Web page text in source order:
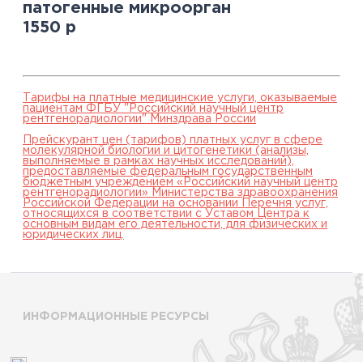
патогенные микроорган
1550 р
Тарифы на платные медицинские услуги, оказываемые
пациентам ФГБУ "Российский научный центр
рентгенорадиологии" Минздрава России
Прейскурант цен (тарифов) платных услуг в сфере
молекулярной биологии и цитогенетики (анализы,
выполняемые в рамках научных исследований),
предоставляемые федеральным государственным
бюджетным учреждением «Российский научный центр
рентгенорадиологии» Министерства здравоохранения
Российской Федерации на основании Перечня услуг,
относящихся в соответствии с Уставом Центра к
основным видам его деятельности, для физических и
юридических лиц.
ИНФОРМАЦИОННЫЕ РЕСУРСЫ